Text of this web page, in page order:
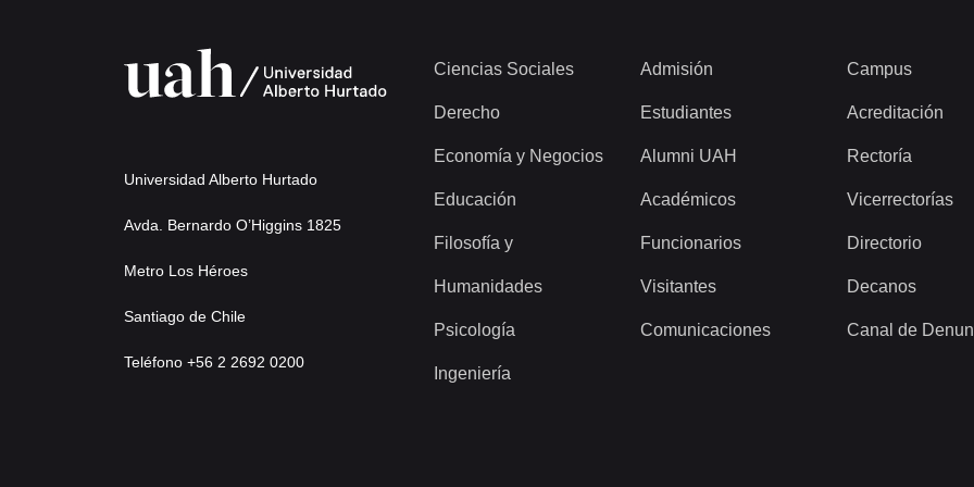
Universidad Alberto Hurtado
Avda. Bernardo O’Higgins 1825
Metro Los Héroes
Santiago de Chile
Teléfono +56 2 2692 0200
Ciencias Sociales
Derecho
Economía y Negocios
Educación
Filosofía y
Humanidades
Psicología
Ingeniería
Admisión
Estudiantes
Alumni UAH
Académicos
Funcionarios
Visitantes
Comunicaciones
Campus
Acreditación
Rectoría
Vicerrectorías
Directorio
Decanos
Canal de